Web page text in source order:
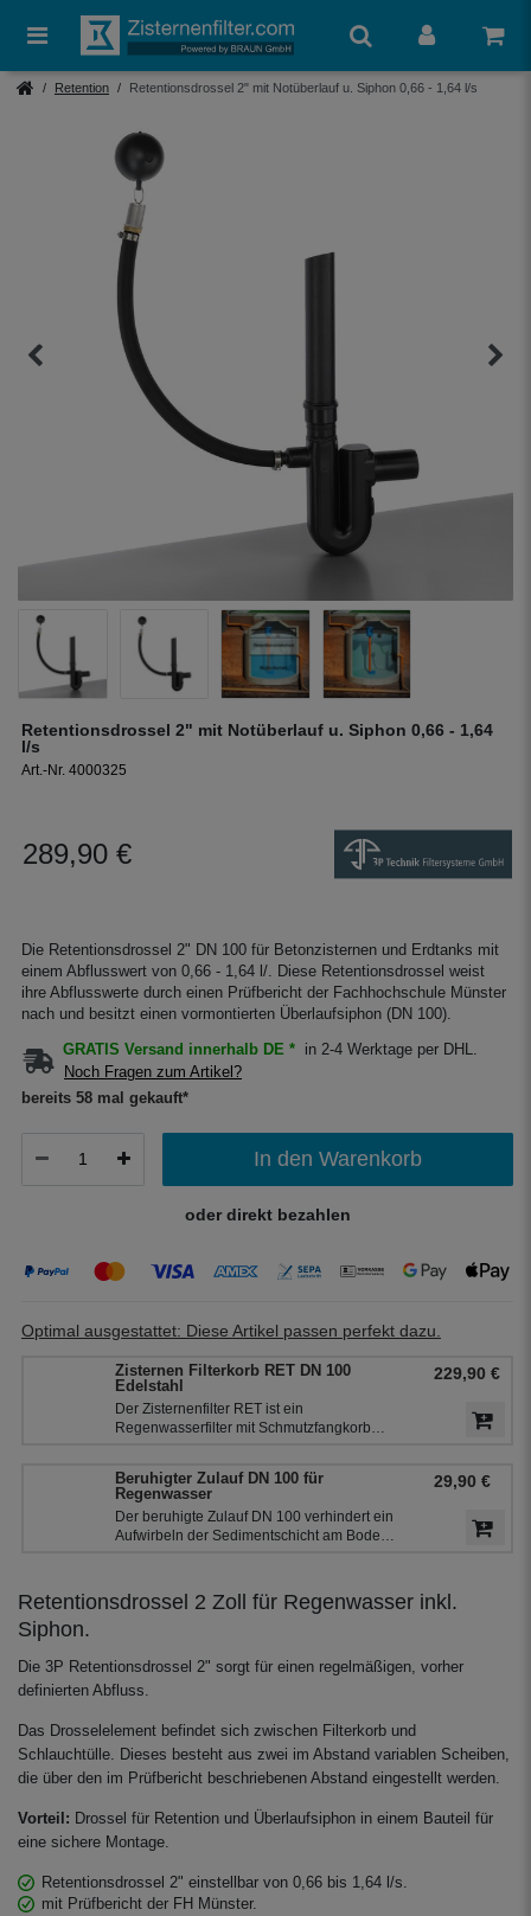
Retention Retentionsdrossel 2" mit Notüberlauf u. Siphon 0,66 - 1,64 l/s
Retentionsdrossel 2" mit Notüberlauf u. Siphon 0,66 - 1,64
l/s
Art.-Nr. 4000325
289,90 €
Die Retentionsdrossel 2" DN 100 für Betonzisternen und Erdtanks mit
einem Abflusswert von 0,66 - 1,64 l/. Diese Retentionsdrossel weist
ihre Abflusswerte durch einen Prüfbericht der Fachhochschule Münster
nach und besitzt einen vormontierten Überlaufsiphon (DN 100).
GRATIS Versand innerhalb DE *
in 2-4 Werktage per DHL.
Noch Fragen zum Artikel?
bereits 58 mal gekauft*
In den Warenkorb
oder direkt bezahlen
Optimal ausgestattet: Diese Artikel passen perfekt dazu.
Zisternen Filterkorb RET DN 100
Edelstahl
Der Zisternenfilter RET ist ein
Regenwasserfilter mit Schmutzfangkorb
hervorragend für die Regenwassernutzung
in der Haustechnik und zur
Gartenbewässerung.
229,90 €
Beruhigter Zulauf DN 100 für
Regenwasser
Der beruhigte Zulauf DN 100 verhindert ein
Aufwirbeln der Sedimentschicht am Boden
das Regenwasser frisch. Der beruhigte
Zulauf ist die 2. Reinigungsstufe in der
29,90 €
Retentionsdrossel 2 Zoll für Regenwasser inkl.
Siphon.
Die 3P Retentionsdrossel 2" sorgt für einen regelmäßigen, vorher
definierten Abfluss.
Das Drosselelement befindet sich zwischen Filterkorb und
Schlauchtülle. Dieses besteht aus zwei im Abstand variablen Scheiben,
die über den im Prüfbericht beschriebenen Abstand eingestellt werden.
Vorteil: Drossel für Retention und Überlaufsiphon in einem Bauteil für
eine sichere Montage.
Retentionsdrossel 2" einstellbar von 0,66 bis 1,64 l/s.
mit Prüfbericht der FH Münster.